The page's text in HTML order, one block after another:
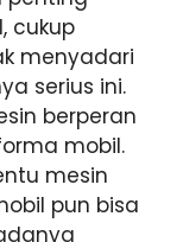
cukup
menyadari
serius ini.
berperan
mobil.
mesin
pun bisa